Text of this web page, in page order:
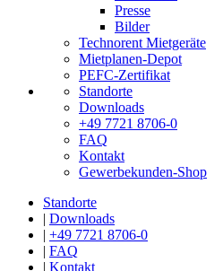
Presse
Bilder
Technorent Mietgeräte
Mietplanen-Depot
PEFC-Zertifikat
Standorte
Downloads
+49 7721 8706-0
FAQ
Kontakt
Gewerbekunden-Shop
Standorte
| Downloads
| +49 7721 8706-0
| FAQ
| Kontakt